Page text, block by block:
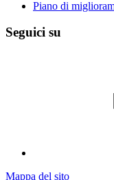
Piano di
Seguici su
Mappa del sito